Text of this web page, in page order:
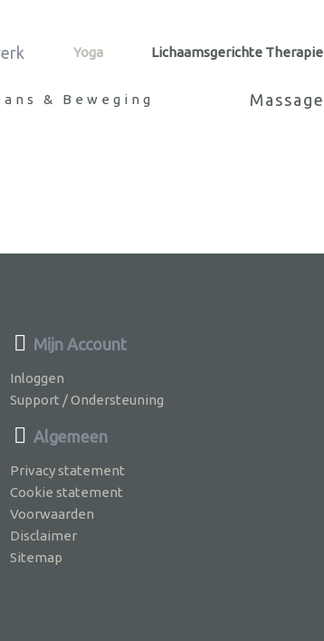
Yoga Lichaamsgerichte Therapie
& Beweging Massage
Mijn Account
Inloggen
Support / Ondersteuning
Algemeen
Privacy statement
Cookie statement
Voorwaarden
Disclaimer
Sitemap